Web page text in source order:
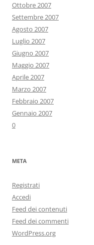
Ottobre 2007
Settembre 2007
Agosto 2007
Luglio 2007
Giugno 2007
Maggio 2007
Aprile 2007
Marzo 2007
Febbraio 2007
Gennaio 2007
0
META
Registrati
Accedi
Feed dei contenuti
Feed dei commenti
WordPress.org